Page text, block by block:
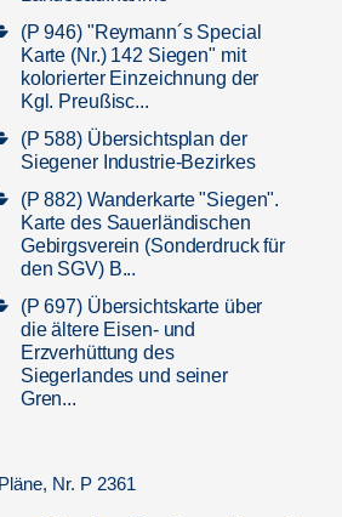
(P 946) "Reymann´s Special
Karte (Nr.) 142 Siegen" mit
kolorierter Einzeichnung der
Kgl. Preußisc...
(P 588) Übersichtsplan der
Siegener Industrie-Bezirkes
(P 882) Wanderkarte "Siegen".
Karte des Sauerländischen
Gebirgsverein (Sonderdruck für
den SGV) B...
(P 697) Übersichtskarte über
die ältere Eisen- und
Erzverhüttung des
Siegerlandes und seiner
Gren...
Erzverhüttung des
Nr. P 2361